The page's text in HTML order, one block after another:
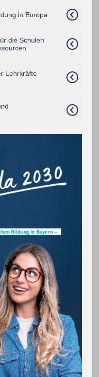
in Europa
die Schulen
Lehrkräfte